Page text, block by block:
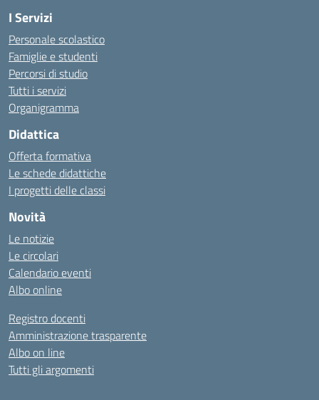
I Servizi
Personale scolastico
Famiglie e studenti
Percorsi di studio
Tutti i servizi
Organigramma
Didattica
Offerta formativa
Le schede didattiche
I progetti delle classi
Novità
Le notizie
Le circolari
Calendario eventi
Albo online
Registro docenti
Amministrazione trasparente
Albo on line
Tutti gli argomenti